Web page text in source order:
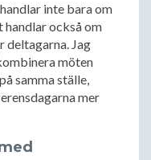
inte bara om
också om
deltagarna. Jag
möten
samma ställe,
mer